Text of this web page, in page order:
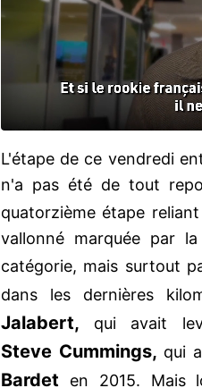
L'étape de ce vendredi
n'a pas été de tout
quatorzième étape
vallonné marquée par
catégorie, mais surtout
dans les dernières
Jalabert, qui avait
Steve Cummings, qui
Bardet en 2015. Mais